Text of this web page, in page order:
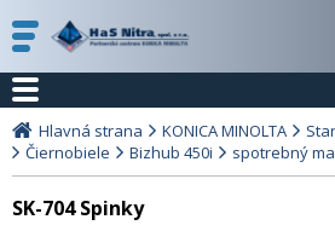
Hlavná strana KONICA MINOLTA
Čiernobiele
Bizhub 450i spotrebný
SK-704 Spinky